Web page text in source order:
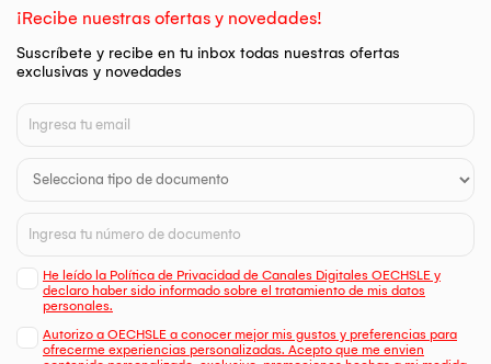
¡Recibe nuestras ofertas y novedades!
Suscríbete y recibe en tu inbox todas nuestras ofertas
exclusivas y novedades
He leído la Política de Privacidad de Canales Digitales OECHSLE y
declaro haber sido informado sobre el tratamiento de mis datos
personales.
Autorizo a OECHSLE a conocer mejor mis gustos y preferencias para
ofrecerme experiencias personalizadas. Acepto que me envien